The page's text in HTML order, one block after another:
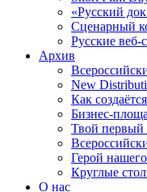
«Русский
Сценарный
Русские веб-
Архив
New
Как
Бизнес-
Твой
Герой
Круглые
О нас